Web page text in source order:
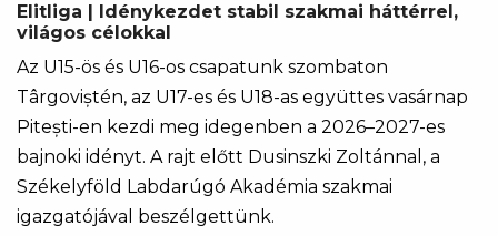
Elitliga | Idénykezdet stabil szakmai háttérrel,
világos célokkal
Az U15-ös és U16-os csapatunk szombaton
Târgoviștén, az U17-es és U18-as együttes vasárnap
Pitești-en kezdi meg idegenben a 2026–2027-es
bajnoki idényt. A rajt előtt Dusinszki Zoltánnal, a
Székelyföld Labdarúgó Akadémia szakmai
igazgatójával beszélgettünk.